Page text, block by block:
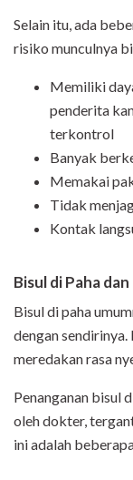
Selain itu, ada
risiko munculnya
Memiliki
penderita
terkontrol
Banyak
Memakai
Tidak
Kontak
Bisul di Paha
Bisul di paha
dengan sendirinya.
meredakan rasa
Penanganan bisul
oleh dokter,
ini adalah